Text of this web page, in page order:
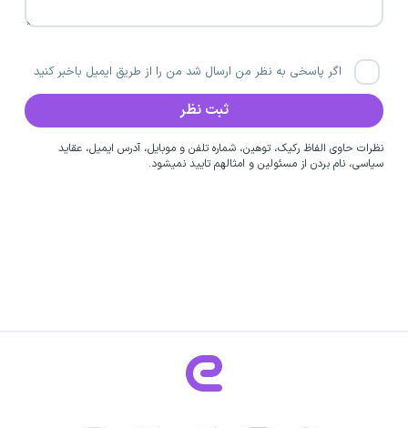
اگر پاسخی به نظر من ارسال شد من را از طریق ایمیل باخبر کنید
نظرات حاوی الفاظ رکیک، توهین، شماره تلفن و موبایل، آدرس ایمیل، عقاید
سیاسی، نام بردن از مسئولین و امثالهم تایید نمیشود.